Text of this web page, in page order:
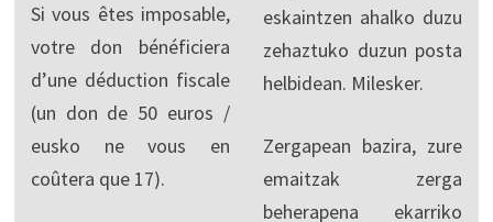
Si vous êtes imposable,
votre don bénéficiera
d’une déduction fiscale
(un don de 50 euros /
eusko ne vous en
coûtera que 17).
eskaintzen ahalko duzu
zehaztuko duzun posta
helbidean. Milesker.
Zergapean bazira, zure
emaitzak zerga
beherapena ekarriko